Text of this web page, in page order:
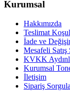
Kurumsal
Hakkımızda
Teslimat
İade ve
Mesafeli Satış
KVKK
Kurumsal
İletişim
Sipariş Sorgula